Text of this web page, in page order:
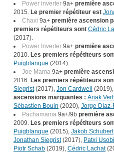
Power inverter 9a+ première
2015. Le premier répétiteur est
Chaxi 9a+ première ascension
premiers répétiteurs sont Cédric
(2017).
Power Inverter 9a+ première
2010. Les premiers répétiteurs
Puigblanque (2014).
Joe Mama 9a+ première
2016. Les premiers répétiteurs
Siegrist(2017), Jon Cardwell (2019),
ascensions marquantes : Anak
Sébastien Bouin (2020), Jorge
Pachamama 9a+/9b première
2009. Les premiers répétiteurs
Puigblanque (2015), Jakob Schubert
Jonathan Siegrist(2017), Patxi
Piotr Schab (2019), Cédric Lachat